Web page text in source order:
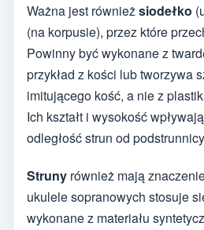
Ważna jest równieżsiodełko
(na korpusie), przez które
Powinny być wykonane z
przykład z kości lub tworzywa
imitującego kość, a nie z
Ich kształt i wysokość
odległość strun od
Struny również mają
ukulele sopranowych stosuje
wykonane z materiału